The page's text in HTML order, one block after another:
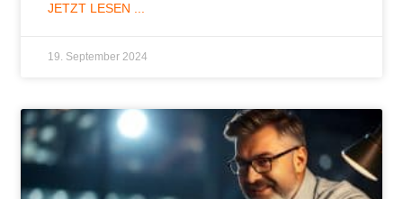
JETZT LESEN ...
19. September 2024